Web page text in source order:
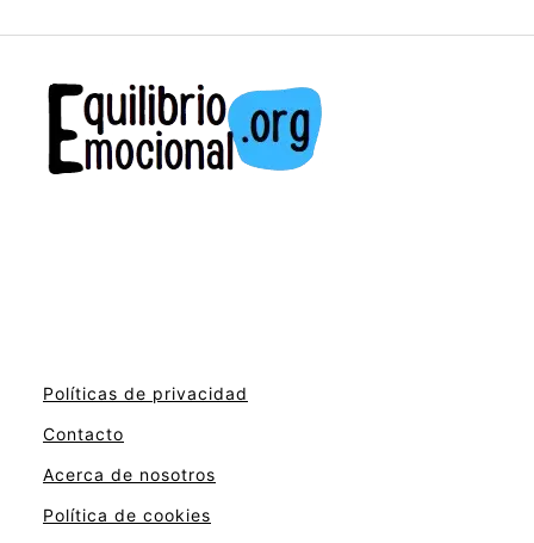
Políticas de privacidad
Contacto
Acerca de nosotros
Política de cookies